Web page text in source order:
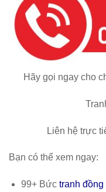
Hãy gọi ngay cho
Liên hệ trực
Bạn có thể xem ngay:
99+ Bức tranh